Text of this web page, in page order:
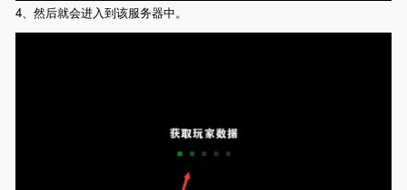
4、然后就会进入到该服务器中。